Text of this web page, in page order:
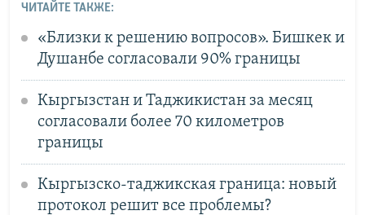
ЧИТАЙТЕ ТАКЖЕ:
«Близки к решению вопросов». Бишкек и
Душанбе согласовали 90% границы
Кыргызстан и Таджикистан за месяц
согласовали более 70 километров
границы
Кыргызско-таджикская граница: новый
протокол решит все проблемы?